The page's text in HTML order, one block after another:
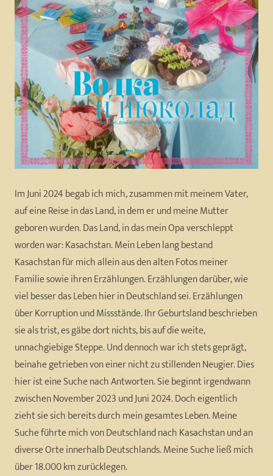
Im Juni 2024 begab ich mich, zusammen mit meinem Vater,
auf eine Reise in das Land, in dem er und meine Mutter
geboren wurden. Das Land, in das mein Opa verschleppt
worden war: Kasachstan. Mein Leben lang bestand
Kasachstan für mich allein aus den alten Fotos meiner
Familie sowie ihren Erzählungen. Erzählungen darüber, wie
viel besser das Leben hier in Deutschland sei. Erzählungen
über Korruption und Missstände. Ihr Geburtsland beschrieben
sie als trist, es gäbe dort nichts, bis auf die weite,
unnachgiebige Steppe. Und dennoch war ich stets geprägt,
beinahe getrieben von einer nicht zu stillenden Neugier. Dies
hier ist eine Suche nach Antworten. Sie beginnt irgendwann
zwischen November 2023 und Juni 2024. Doch eigentlich
zieht sie sich bereits durch mein gesamtes Leben. Meine
Suche führte mich von Deutschland nach Kasachstan und an
diverse Orte innerhalb Deutschlands. Meine Suche ließ mich
über 18.000 km zurücklegen.